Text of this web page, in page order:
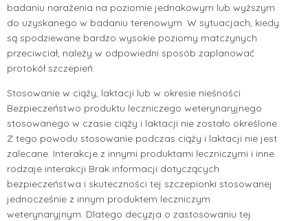
badaniu narażenia na poziomie jednakowym lub wyższym
do uzyskanego w badaniu terenowym. W sytuacjach, kiedy
są spodziewane bardzo wysokie poziomy matczynych
przeciwciał, należy w odpowiedni sposób zaplanować
protokół szczepień.
Stosowanie w ciąży, laktacji lub w okresie nieśności
Bezpieczeństwo produktu leczniczego weterynaryjnego
stosowanego w czasie ciąży i laktacji nie zostało określone.
Z tego powodu stosowanie podczas ciąży i laktacji nie jest
zalecane. Interakcje z innymi produktami leczniczymi i inne
rodzaje interakcji Brak informacji dotyczących
bezpieczeństwa i skuteczności tej szczepionki stosowanej
jednocześnie z innym produktem leczniczym
weterynaryjnym. Dlatego decyzja o zastosowaniu tej